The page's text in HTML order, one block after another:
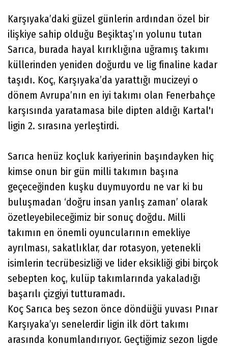
Karşıyaka’daki güzel günlerin ardından özel bir
ilişkiye sahip olduğu Beşiktaş’ın yolunu tutan
Sarıca, burada hayal kırıklığına uğramış takımı
küllerinden yeniden doğurdu ve lig finaline kadar
taşıdı. Koç, Karşıyaka’da yarattığı mucizeyi o
dönem Avrupa’nın en iyi takımı olan Fenerbahçe
karşısında yaratamasa bile dipten aldığı Kartal'ı
ligin 2. sırasına yerleştirdi.
Sarıca henüz koçluk kariyerinin başındayken hiç
kimse onun bir gün milli takımın başına
geçeceğinden kuşku duymuyordu ne var ki bu
buluşmadan ‘doğru insan yanlış zaman’ olarak
özetleyebileceğimiz bir sonuç doğdu. Milli
takımın en önemli oyuncularının emekliye
ayrılması, sakatlıklar, dar rotasyon, yetenekli
isimlerin tecrübesizliği ve lider eksikliği gibi birçok
sebepten koç, kulüp takımlarında yakaladığı
başarılı çizgiyi tutturamadı.
Koç Sarıca beş sezon önce döndüğü yuvası Pınar
Karşıyaka’yı senelerdir ligin ilk dört takımı
arasında konumlandırıyor. Geçtiğimiz sezon ligde